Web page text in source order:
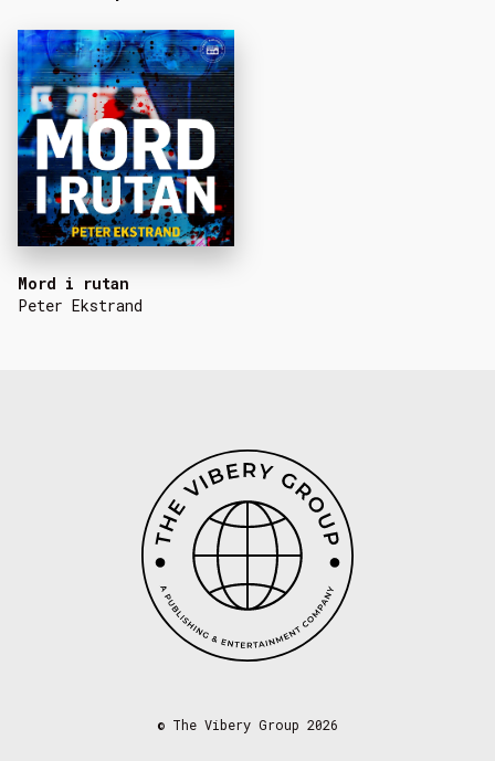
Mord i rutan
Peter Ekstrand
© The Vibery Group 2026